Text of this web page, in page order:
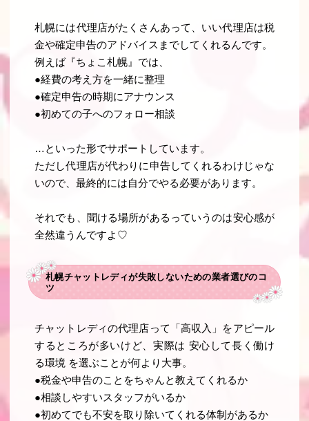
札幌には代理店がたくさんあって、いい代理店は税
金や確定申告のアドバイスまでしてくれるんです。
例えば『ちょこ札幌』では、
●経費の考え方を一緒に整理
●確定申告の時期にアナウンス
●初めての子へのフォロー相談
…といった形でサポートしています。
ただし代理店が代わりに申告してくれるわけじゃな
いので、最終的には自分でやる必要があります。
それでも、聞ける場所があるっていうのは安心感が
全然違うんですよ♡
札幌チャットレディが失敗しないための業者選びのコ
ツ
チャットレディの代理店って「高収入」をアピール
するところが多いけど、実際は 安心して長く働け
る環境 を選ぶことが何より大事。
●税金や申告のことをちゃんと教えてくれるか
●相談しやすいスタッフがいるか
●初めてでも不安を取り除いてくれる体制があるか